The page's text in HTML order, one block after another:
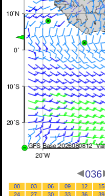
036
00 03 06 09 12 15
24
27 30 33 36 39